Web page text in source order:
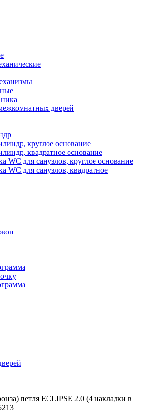
дверей
круглое основание
квадратное основание
WC для санузлов, круглое основание
WC для санузлов, квадратное
петля ECLIPSE 2.0 (4 накладки в